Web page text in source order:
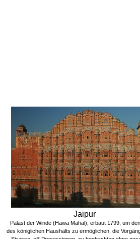
Jaipur
Palast der Winde (Hawa Mahal), erbaut 1799, um
des königlichen Haushalts zu ermöglichen, die